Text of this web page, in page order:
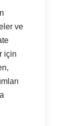
ve
için